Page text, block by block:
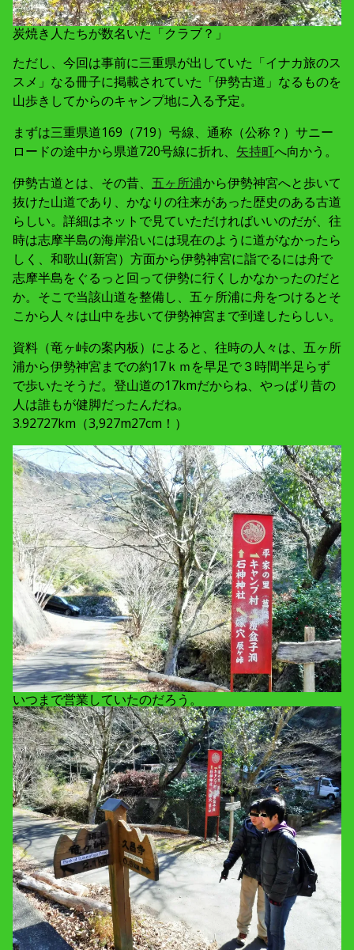
炭焼き人たちが数名いた「クラブ？」
ただし、今回は事前に三重県が出していた「イナカ旅のス
スメ」なる冊子に掲載されていた「伊勢古道」なるものを
山歩きしてからのキャンプ地に入る予定。
まずは三重県道169（719）号線、通称（公称？）サニー
ロードの途中から県道720号線に折れ、 矢持町へ向かう。
伊勢古道とは、その昔、 五ヶ所浦から伊勢神宮へと歩いて
抜けた山道であり、かなりの往来があった歴史のある古道
らしい。詳細はネットで見ていただければいいのだが、往
時は志摩半島の海岸沿いには現在のように道がなかったら
しく、和歌山(新宮）方面から伊勢神宮に詣でるには舟で
志摩半島をぐるっと回って伊勢に行くしかなかったのだと
か。そこで当該山道を整備し、五ヶ所浦に舟をつけるとそ
こから人々は山中を歩いて伊勢神宮まで到達したらしい。
資料（竜ヶ峠の案内板）によると、往時の人々は、五ヶ所
浦から伊勢神宮までの約17ｋｍを早足で３時間半足らず
で歩いたそうだ。登山道の17kmだからね、やっぱり昔の
人は誰もが健脚だったんだね。
3.92727km（3,927m27cm！）
いつまで営業していたのだろう。